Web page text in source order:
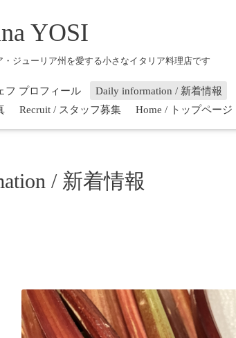
YOSI
ジューリア州を愛する小さなイタリア料理店です
フ プロフィール Daily information / 新着情報
Recruit / スタッフ募集 Home / トップページ
/ 新着情報